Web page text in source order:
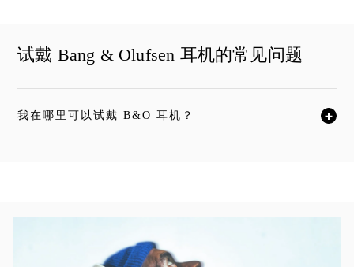
试戴 Bang & Olufsen 耳机的常见问题
我在哪里可以试戴 B&O 耳机？
单击展开此描述，详细阅读